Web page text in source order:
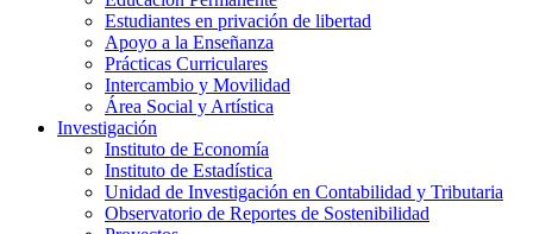
Estudiantes en privación de libertad
Apoyo a la Enseñanza
Prácticas Curriculares
Intercambio y Movilidad
Área Social y Artística
Investigación
Instituto de Economía
Instituto de Estadística
Unidad de Investigación en Contabilidad y Tributaria
Observatorio de Reportes de Sostenibilidad